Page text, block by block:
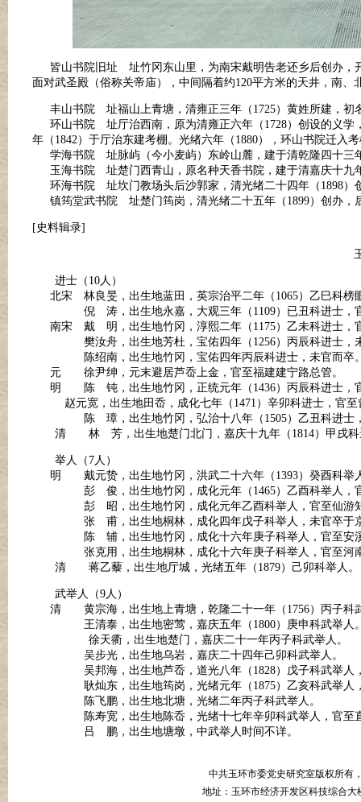
皆山书院旧址 址竹冈东山里，为南宋戴明告老还乡后创办，
面对武圣殿（俗称关帝庙），中间隔着约120平方米的天井，南
丰山书院 址福山上青塘，清雍正三年（1725）黄姓所建，初
环山书院 址厅治西南，原为清雍正六年（1728）创设的义学
年（1842）于厅治东建考棚。光绪六年（1880），环山书院迁入
学海书院 址脉屿（今小麦屿）东岭山麓，建于清乾隆四十三
玉海书院 址楚门西青山，原名种天香书院，建于清嘉庆十九
环海书院 址坎门教场头后沙郭家，清光绪二十四年（1898）
镇筠堂武书院 址楚门筠岗，清光绪二十五年（1899）创办，
[史料辑录]
玉
进士（10人）
北宋 林良旻，出生地蓝田，英宗治平二年（1065）乙巳科榜
倪 涛，出生地永嘉，大观三年（1109）已丑科进士，官
南宋 戴 明，出生地竹冈，淳熙二年（1175）乙未科进士，
樊汝舟，出生地芳杜，宝佑四年（1256）丙辰科进士，
陈绍南，出生地竹冈，宝佑四年丙辰科进士，未官而卒
元 徐尹绅，元末避居芦岙上金，官至福建建宁路总管。
明 陈 钝，出生地竹冈，正统元年（1436）丙辰科进士，官
赵元宽，出生地田岙，成化七年（1471）辛卯科进士，官至
陈 璋，出生地竹冈，弘治十八年（1505）乙丑科进士，
清 林 芳，出生地楚门北门，嘉庆十九年（1814）甲戌
举人（7人）
明 戴元贽，出生地竹冈，洪武二十六年（1393）癸酉科举
彭 俊，出生地竹冈，成化元年（1465）乙酉科举人，官
彭 昭，出生地竹冈，成化元年乙酉科举人，官至仙游
张 甫，出生地桐林，成化四年戊子科举人，未官卒于
陈 辅，出生地竹冈，成化十六年庚子科举人，官至安
张克用，出生地桐林，成化十六年庚子科举人，官至河
清 蒋乙藜，出生地厅城，光绪五年（1879）己卯科举人
武举人（9人）
清 黄宗海，出生地上青塘，乾隆二十一年（1756）丙子科
王清泰，出生地密莺，嘉庆五年（1800）庚申科武举人
徐天衢，出生地楚门，嘉庆二十一年丙子科武举人。
吴步光，出生地乌岩，嘉庆二十四年己卯科武举人。
吴邦海，出生地芦岙，道光八年（1828）戊子科武举人，
耿灿东，出生地筠岗，光绪元年（1875）乙亥科武举人，
陈飞鹏，出生地北塘，光绪二年丙子科武举人。
陈寿宽，出生地陈岙，光绪十七年辛卯科武举人，官至
吕 鹏，出生地塘墩，中武举人时间不详。
中共玉环市委党史研究室版权所有
地址：玉环市经济开发区科技综合大